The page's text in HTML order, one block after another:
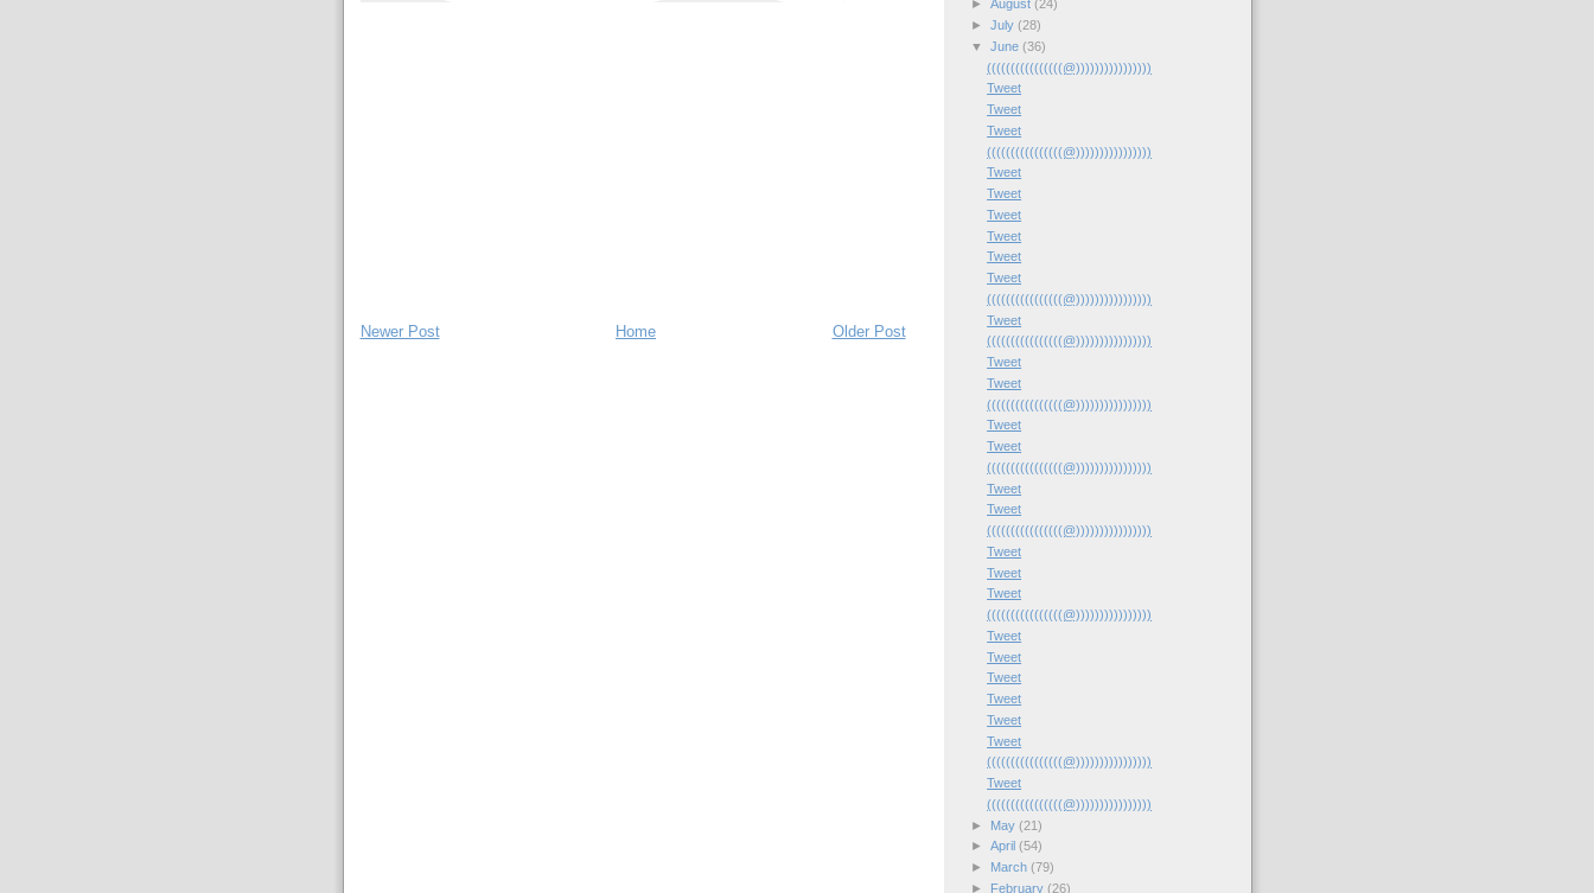
Newer Post Older Post
Home
► August (24)
► July (28)
▼ June (36)
((((((((((((((((@))))))))))))))))
Tweet
Tweet
Tweet
((((((((((((((((@))))))))))))))))
Tweet
Tweet
Tweet
Tweet
Tweet
Tweet
((((((((((((((((@))))))))))))))))
Tweet
((((((((((((((((@))))))))))))))))
Tweet
Tweet
((((((((((((((((@))))))))))))))))
Tweet
Tweet
((((((((((((((((@))))))))))))))))
Tweet
Tweet
((((((((((((((((@))))))))))))))))
Tweet
Tweet
Tweet
((((((((((((((((@))))))))))))))))
Tweet
Tweet
Tweet
Tweet
Tweet
Tweet
((((((((((((((((@))))))))))))))))
Tweet
((((((((((((((((@))))))))))))))))
►
May (21)
► April (54)
►
March (79)
►
February (26)